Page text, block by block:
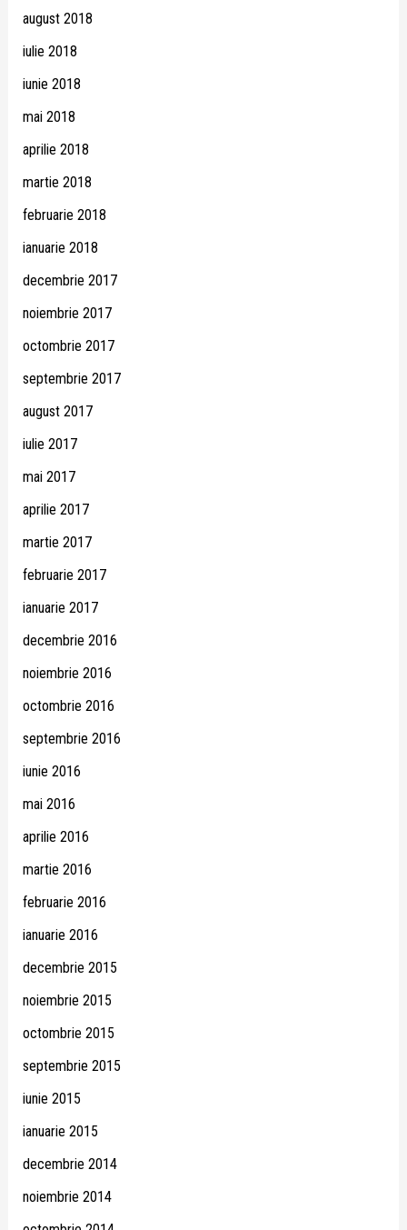
august 2018
iulie 2018
iunie 2018
mai 2018
aprilie 2018
martie 2018
februarie 2018
ianuarie 2018
decembrie 2017
noiembrie 2017
octombrie 2017
septembrie 2017
august 2017
iulie 2017
mai 2017
aprilie 2017
martie 2017
februarie 2017
ianuarie 2017
decembrie 2016
noiembrie 2016
octombrie 2016
septembrie 2016
iunie 2016
mai 2016
aprilie 2016
martie 2016
februarie 2016
ianuarie 2016
decembrie 2015
noiembrie 2015
octombrie 2015
septembrie 2015
iunie 2015
ianuarie 2015
decembrie 2014
noiembrie 2014